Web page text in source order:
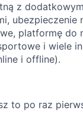
z
ubezpieczenie
platformę do
i wiele
i offline).
to po raz